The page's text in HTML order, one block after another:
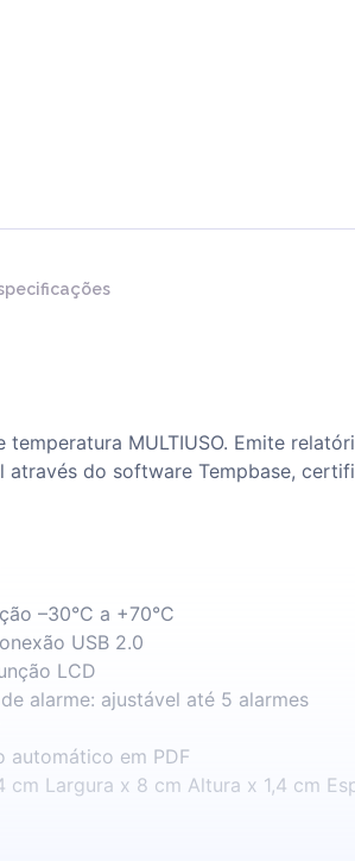
temperatura MULTIUSO. Emite
através do software Tempbase,
–30°C a +70°C
USB 2.0
LCD
alarme: ajustável até 5 alarmes
automático em PDF
cm Largura x 8 cm Altura x 1,4 cm